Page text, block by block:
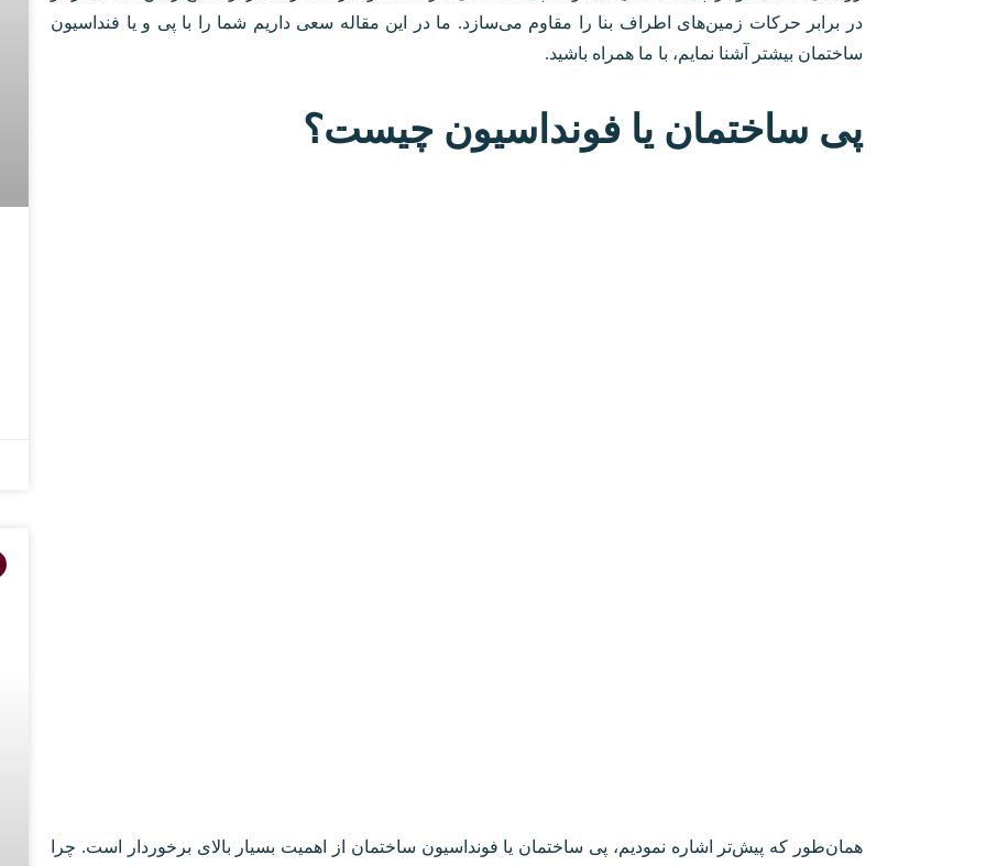
در برابر حرکات زمین‌‌های اطراف بنا را مقاوم می‌سازد. ما در این مقاله سعی داریم شما را با پی و یا فنداسیون‌
ساختمان بیشتر آشنا نمایم، با ما همراه باشید.
پی ساختمان یا فونداسیون چیست؟
همان‌طور که پیش‌تر اشاره نمودیم، پی ساختمان یا فونداسیون ساختمان از اهمیت بسیار بالای برخوردار است. چرا